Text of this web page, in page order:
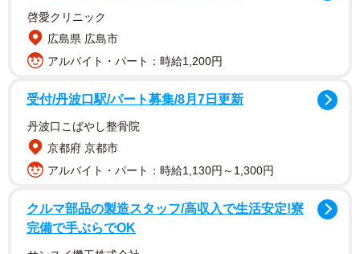
す」と諭され、山下、坂口（黒田有）、矢崎（三浦誠
己）、そしてトミ（小雪）だって同じぐらいに悲しいのだ
と悟り、スズ子は我に返って「お母ちゃんな、あんたと一
スタッフ間で議論を重ねたスズ子への告知のタイ
ミング 「生まれて死んで」が『ブギウギ』らし
ドラマとの違いだ。『ブギウギ』ではスズ子の出産とほぼ
同時に愛助が亡くなり、それから数日経って山下からスズ
啓愛クリニック
広島県 広島市
アルバイト・パート：時給1,200円
受付/丹波口駅/パート募集/8月7日更新
丹波口こばやし整骨院
京都府 京都市
アルバイト・パート：時給1,130円～1,300円
クルマ部品の製造スタッフ/高収入で生活安定!寮
完備で手ぶらでOK